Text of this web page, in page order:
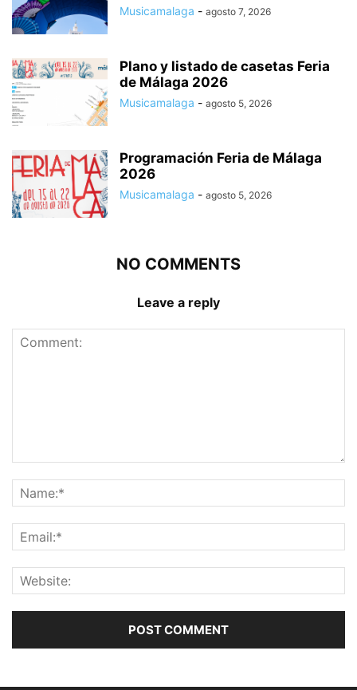
Musicamalaga - agosto 7, 2026
Plano y listado de casetas Feria
de Málaga 2026
Musicamalaga - agosto 5, 2026
Programación Feria de Málaga
2026
Musicamalaga - agosto 5, 2026
NO COMMENTS
Leave a reply